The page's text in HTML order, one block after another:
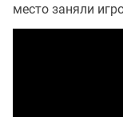
место заняли